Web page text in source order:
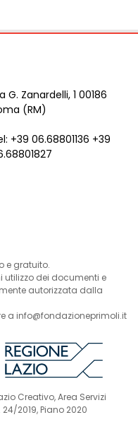
G. Zanardelli, 1 00186
(RM)
+39 06.68801136 +39
e gratuito.
utilizzo dei documenti e
autorizzata dalla
a info@fondazioneprimoli.it
Creativo, Area Servizi
2019, Piano 2020